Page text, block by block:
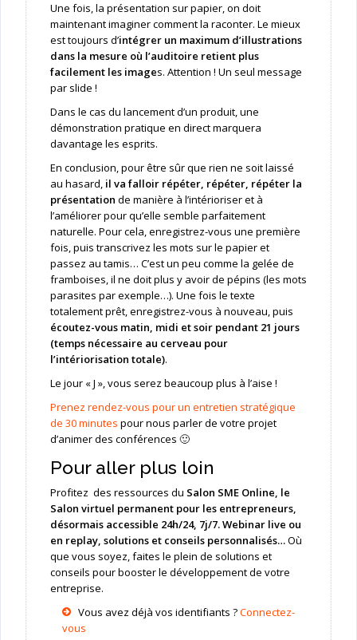
Une fois, la présentation sur papier, on doit
maintenant imaginer comment la raconter. Le mieux
est toujours d’intégrer un maximum d’illustrations
dans la mesure où l’auditoire retient plus
facilement les images. Attention ! Un seul message
par slide !
Dans le cas du lancement d’un produit, une
démonstration pratique en direct marquera
davantage les esprits.
En conclusion, pour être sûr que rien ne soit laissé
au hasard, il va falloir répéter, répéter, répéter la
présentation de manière à l’intérioriser et à
l’améliorer pour qu’elle semble parfaitement
naturelle. Pour cela, enregistrez-vous une première
fois, puis transcrivez les mots sur le papier et
passez au tamis… C’est un peu comme la gelée de
framboises, il ne doit plus y avoir de pépins (les mots
parasites par exemple…). Une fois le texte
totalement prêt, enregistrez-vous à nouveau, puis
écoutez-vous matin, midi et soir pendant 21 jours
(temps nécessaire au cerveau pour
l’intériorisation totale).
Le jour « J », vous serez beaucoup plus à l’aise !
Prenez rendez-vous pour un entretien stratégique
de 30 minutes pour nous parler de votre projet
d’animer des conférences 🙂
Pour aller plus loin
Profitez des ressources du Salon SME Online, le
Salon virtuel permanent pour les entrepreneurs,
désormais accessible 24h/24, 7j/7. Webinar live ou
en replay, solutions et conseils personnalisés…Où
que vous soyez, faites le plein de solutions et
conseils pour booster le développement de votre
entreprise.
Vous avez déjà vos identifiants ?Connectez-
vous